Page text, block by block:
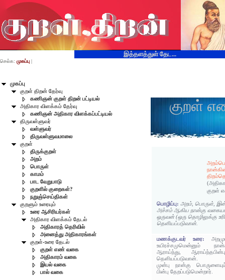
இத்தளத்துள் தேட...
முகப்பு
குறள் திறன் தேர்வு
கணிஞன் குறள் திறன் பட்டியல்
அதிகார விளக்கம் தேர்வு
கணிஞன் அதிகார விளக்கப்பட்டியல்
திருவள்ளுவர்
வள்ளுவர்
திருவள்ளுவமாலை
குறள்
திருக்குறள்
அறம்
பொருள்
காமம்
பாட வேறுபாடு
குறளில் குறைகள்?
நறுஞ்செய்திகள்
குறளும் உரையும்
உரை ஆசிரியர்கள்
அதிகார விளக்கம் தேடல்
அதிகாரத் தெரிவில்
அனைத்து அதிகாரங்கள்
குறள்-உரை தேடல்
குறள் எண் வகை
அதிகாரம் வகை
இயல் வகை
பால் வகை
செல்க: முகப்பு |
குறள்
குறள்
பொழிப்பு: அறம், பொருள்,
அச்சம் ஆகிய நான்கு
ஒருவன் (ஒரு தொழிலுக்கு
தெளியப்படுவான்.
மணக்குடவர் உரை:
உயிரச்சமுமென்னும்
ஆராய்ந்து,
தெளியப்படுவான்.
முன்பு நான்கு
பின்பு தேறப்படுமென்றார்.